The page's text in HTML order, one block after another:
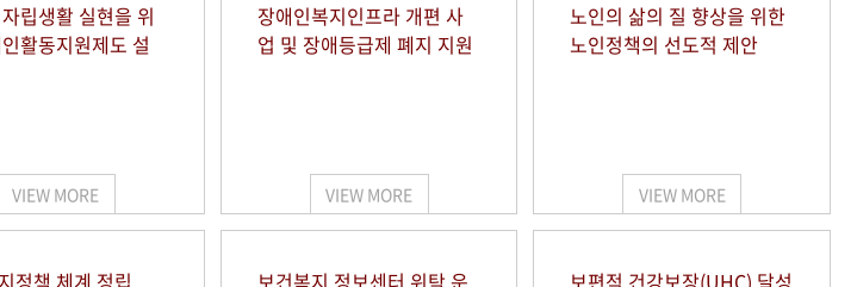
립생활 실현을 위
활동지원제도 설
VIEW MORE
장애인복지인프라 개편 사
업 및 장애등급제 폐지 지원
VIEW MORE
노인의 삶의 질 향상을 위한
노인정책의 선도적 제안
VIEW MORE